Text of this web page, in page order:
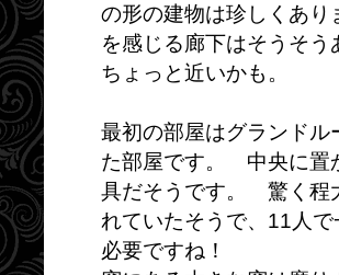
の形の建物は珍しくあ
を感じる廊下はそうそ
ちょっと近いかも。
最初の部屋はグランド
た部屋です。 中央に置
具だそうです。 驚く程
れていたそうで、11人
必要ですね！